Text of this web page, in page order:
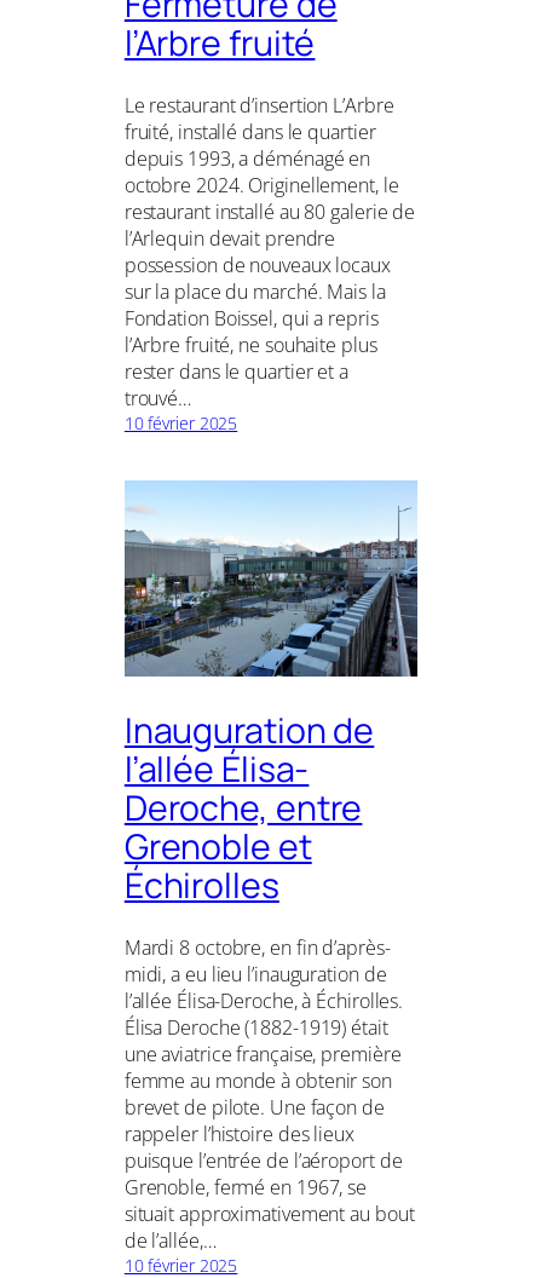
l’Arbre fruité
Le restaurant d’insertion L’Arbre
fruité, installé dans le quartier
depuis 1993, a déménagé en
octobre 2024. Originellement, le
restaurant installé au 80 galerie de
l’Arlequin devait prendre
possession de nouveaux locaux
sur la place du marché. Mais la
Fondation Boissel, qui a repris
l’Arbre fruité, ne souhaite plus
rester dans le quartier et a
trouvé…
10 février 2025
Inauguration de
l’allée Élisa-
Deroche, entre
Grenoble et
Échirolles
Mardi 8 octobre, en fin d’après-
midi, a eu lieu l’inauguration de
l’allée Élisa-Deroche, à Échirolles.
Élisa Deroche (1882-1919) était
une aviatrice française, première
femme au monde à obtenir son
brevet de pilote. Une façon de
rappeler l’histoire des lieux
puisque l’entrée de l’aéroport de
Grenoble, fermé en 1967, se
situait approximativement au bout
de l’allée,…
10 février 2025